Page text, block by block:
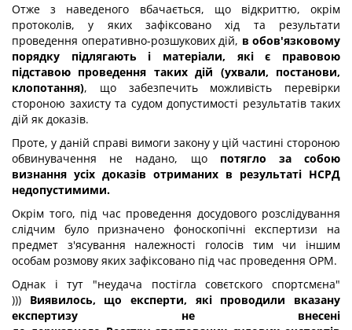
Отже з наведеного вбачається, що відкриттю, окрім
протоколів, у яких зафіксовано хід та результати
проведення оперативно-розшукових дій, в обов'язковому
порядку підлягають і матеріали, які є правовою
підставою проведення таких дій (ухвали, постанови,
клопотання), що забезпечить можливість перевірки
стороною захисту та судом допустимості результатів таких
дій як доказів.
Проте, у даній справі вимоги закону у цій частині стороною
обвинувачення не надано, що потягло за собою
визнання усіх доказів отриманих в результаті НСРД
недопустимими.
Окрім того, під час проведення досудового розслідування
слідчим було призначено фоноскопічні експертизи на
предмет з'ясування належності голосів тим чи іншим
особам розмову яких зафіксовано під час проведення ОРМ.
Однак і тут "неудача постігла совєтского спортсмєна"
))) Виявилось, що експерти, які проводили вказану
експертизу не внесені